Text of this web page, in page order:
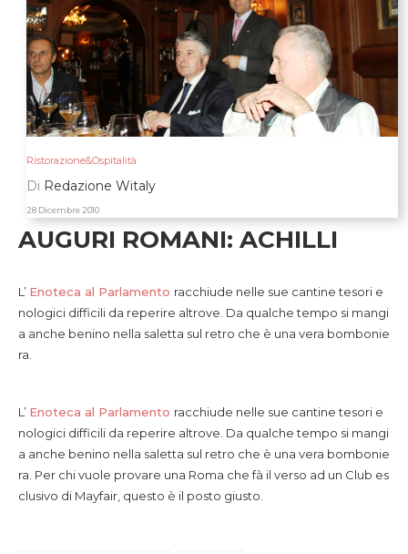
Ristorazione&Ospitalità
Di Redazione Witaly
28 Dicembre 2010
AUGURI ROMANI: ACHILLI
L’ Enoteca al Parlamento racchiude nelle sue cantine tesori e
nologici difficili da reperire altrove. Da qualche tempo si mangi
a anche benino nella saletta sul retro che è una vera bombonie
ra.
L’ Enoteca al Parlamento racchiude nelle sue cantine tesori e
nologici difficili da reperire altrove. Da qualche tempo si mangi
a anche benino nella saletta sul retro che è una vera bombonie
ra. Per chi vuole provare una Roma che fà il verso ad un Club es
clusivo di Mayfair, questo è il posto giusto.